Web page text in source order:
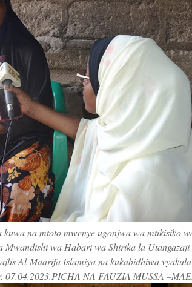
kuwa na mtoto mwenye ugonjwa wa mtikisiko
Mwandishi wa Habari wa Shirika la
Al-Maarifa Islamiya na kukabidhiwa
07.04.2023.PICHA NA FAUZIA MUSSA